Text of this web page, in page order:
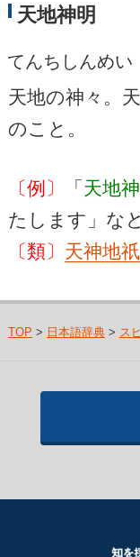
天地神明
てんちしんめい
天地の神々。
のこと。
〔例〕 「 天地
たします」な
〔類〕 天神地
TOP > 日本語辞典> ス